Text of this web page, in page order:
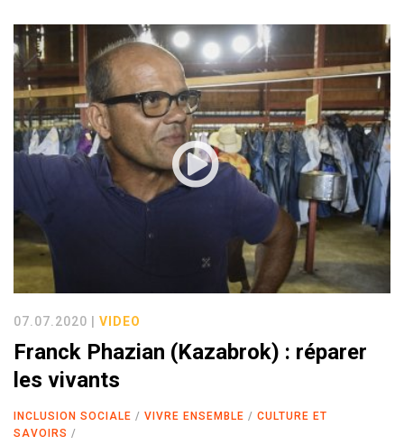
07.07.2020 | VIDEO
Franck Phazian (Kazabrok) : réparer
les vivants
INCLUSION SOCIALE VIVRE ENSEMBLE
CULTURE ET
SAVOIRS